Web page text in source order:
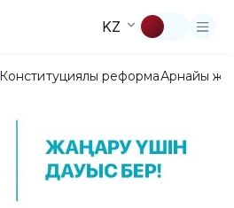
KZ
Конституциялық реформаАрнайы